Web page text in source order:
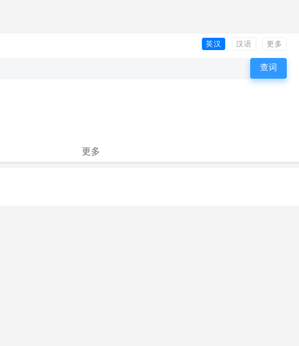
英汉 汉语 更多
更多